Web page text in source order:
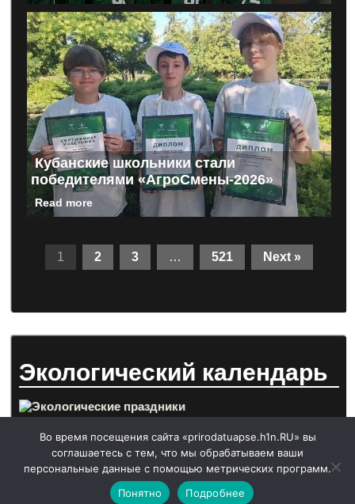
Кубанские школьники стали
победителями «АгроСмены-2026»
Read more
1 2 3 … 521 Next »
Экологический календарь
Во время посещения сайта «prirodatuapse.h1n.RU» вы
соглашаетесь с тем, что мы обрабатываем ваши
персональные данные с помощью метрических программ.
Понятно
Подробнее